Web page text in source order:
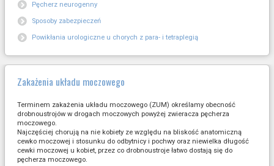
Zakażenia układu moczowego
Terminem zakażenia układu moczowego (ZUM) określamy obecność
drobnoustrojów w drogach moczowych powyżej zwieracza pęcherza
moczowego.
Najczęściej chorują na nie kobiety ze względu na bliskość anatomiczną
cewko moczowej i stosunku do odbytnicy i pochwy oraz niewielka długość
cewki moczowej u kobiet, przez co drobnoustroje łatwo dostają się do
pęcherza moczowego.
Pęcherz neurogenny
Sposoby zabezpieczeń
Powikłania urologiczne u chorych z para- i tetraplegią